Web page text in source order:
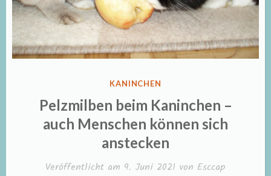
VERÖFFENTLICHT
IN
KANINCHEN
Pelzmilben beim Kaninchen –
auch Menschen können sich
anstecken
Veröffentlicht am 9. Juni 2021 von Esccap